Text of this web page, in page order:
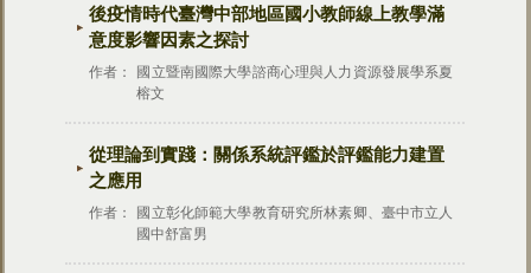
後疫情時代臺灣中部地區國小教師線上教學滿
意度影響因素之探討
作者：
國立暨南國際大學諮商心理與人力資源發展學系夏
榕文
從理論到實踐：關係系統評鑑於評鑑能力建置
之應用
作者：
國立彰化師範大學教育研究所林素卿、臺中市立人
國中舒富男